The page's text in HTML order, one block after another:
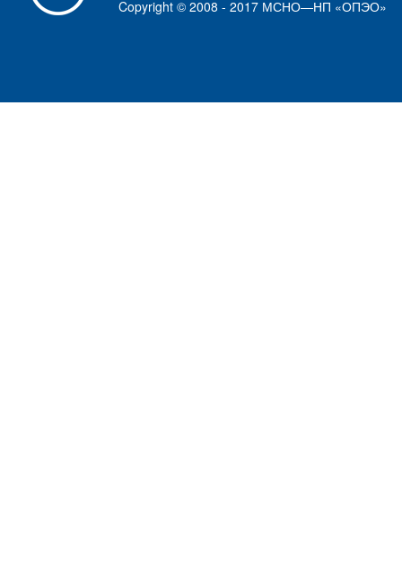
Copyright © 2008 - 2017 МСНО—НП «ОПЭО»